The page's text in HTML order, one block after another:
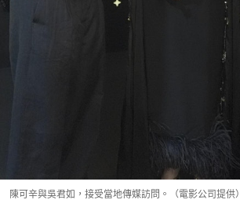
陳可辛與吳君如，接受當地傳媒訪問。（電影公司提供）